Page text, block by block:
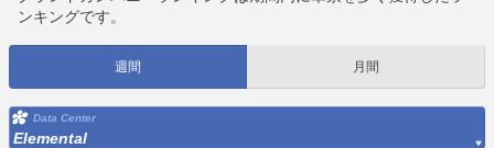
ンキングです。
週間 月間
Data Center
Elemental